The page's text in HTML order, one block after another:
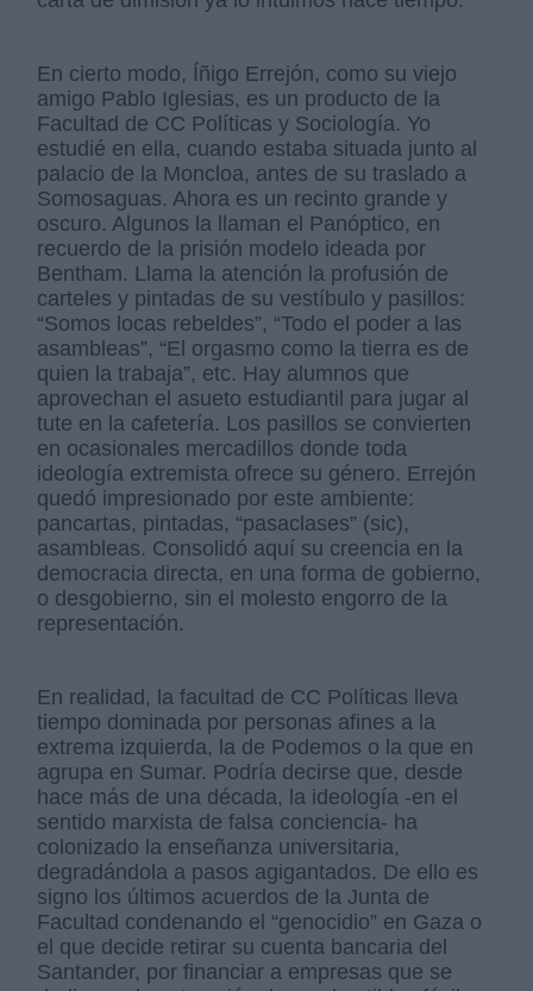
En cierto modo, Íñigo Errejón, como su viejo
amigo Pablo Iglesias, es un producto de la
Facultad de CC Políticas y Sociología. Yo
estudié en ella, cuando estaba situada junto al
palacio de la Moncloa, antes de su traslado a
Somosaguas. Ahora es un recinto grande y
oscuro. Algunos la llaman el Panóptico, en
recuerdo de la prisión modelo ideada por
Bentham. Llama la atención la profusión de
carteles y pintadas de su vestíbulo y pasillos:
“Somos locas rebeldes”, “Todo el poder a las
asambleas”, “El orgasmo como la tierra es de
quien la trabaja”, etc. Hay alumnos que
aprovechan el asueto estudiantil para jugar al
tute en la cafetería. Los pasillos se convierten
en ocasionales mercadillos donde toda
ideología extremista ofrece su género. Errejón
quedó impresionado por este ambiente:
pancartas, pintadas, “pasaclases” (sic),
asambleas. Consolidó aquí su creencia en la
democracia directa, en una forma de gobierno,
o desgobierno, sin el molesto engorro de la
representación.
En realidad, la facultad de CC Políticas lleva
tiempo dominada por personas afines a la
extrema izquierda, la de Podemos o la que en
agrupa en Sumar. Podría decirse que, desde
hace más de una década, la ideología -en el
sentido marxista de falsa conciencia- ha
colonizado la enseñanza universitaria,
degradándola a pasos agigantados. De ello es
signo los últimos acuerdos de la Junta de
Facultad condenando el “genocidio” en Gaza o
el que decide retirar su cuenta bancaria del
Santander, por financiar a empresas que se